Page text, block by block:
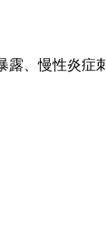
、慢性炎